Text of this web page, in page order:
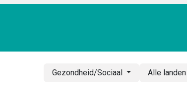
Gezondheid/Sociaal Alle landen